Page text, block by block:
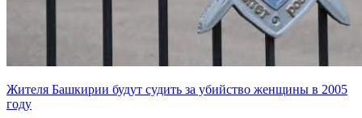
Жителя Башкирии будут судить за убийство женщины в 2005
году